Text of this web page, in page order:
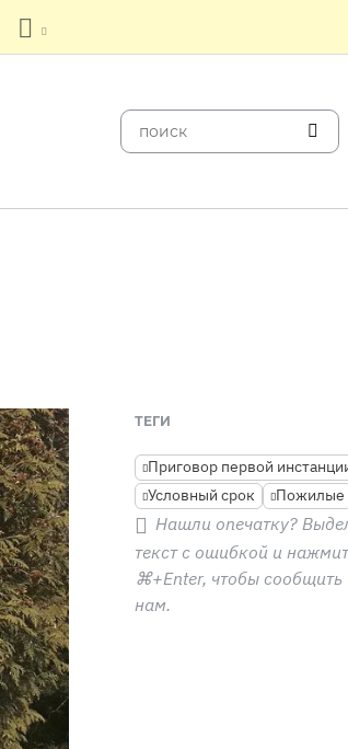
ТЕГИ
Приговор первой
Условный срок
Пожилые
Нашли опечатку?
текст с ошибкой и
⌘+Enter, чтобы сообщить
нам.